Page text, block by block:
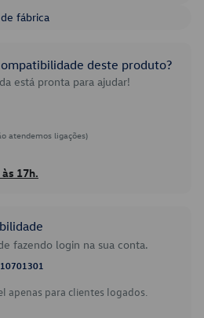
fábrica
deste produto?
está pronta para ajudar!
atendemos ligações)
17h.
fazendo login na sua conta.
apenas para clientes logados.